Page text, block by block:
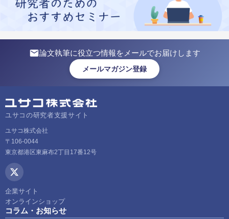
論文執筆に役立つ情報をメールでお届けします
メールマガジン登録
ユサコの研究者支援サイト
ユサコ株式会社
〒106-0044
東京都港区東麻布2丁目17番12号
企業サイト
オンラインショップ
コラム・お知らせ